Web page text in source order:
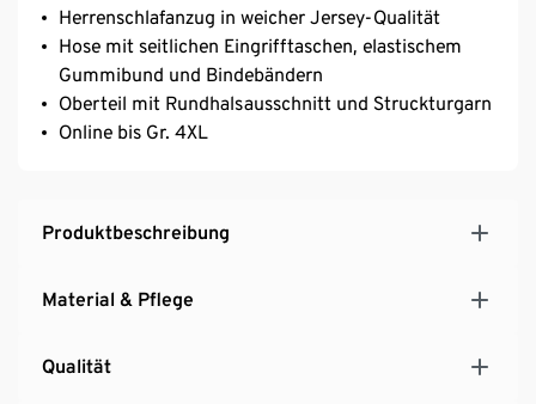
Herrenschlafanzug in weicher Jersey-Qualität
Hose mit seitlichen Eingrifftaschen, elastischem
Gummibund und Bindebändern
Oberteil mit Rundhalsausschnitt und Struckturgarn
Online bis Gr. 4XL
Produktbeschreibung
Material & Pflege
Qualität